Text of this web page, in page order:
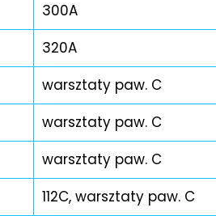
300A
320A
warsztaty paw. C
warsztaty paw. C
warsztaty paw. C
112C, warsztaty paw. C